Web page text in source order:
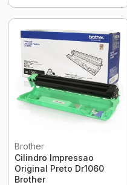
Brother
Cilindro Impressao
Original Preto Dr1060
Brother